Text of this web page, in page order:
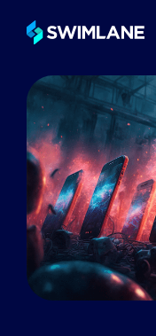
Warum
Lösungen
Produkte